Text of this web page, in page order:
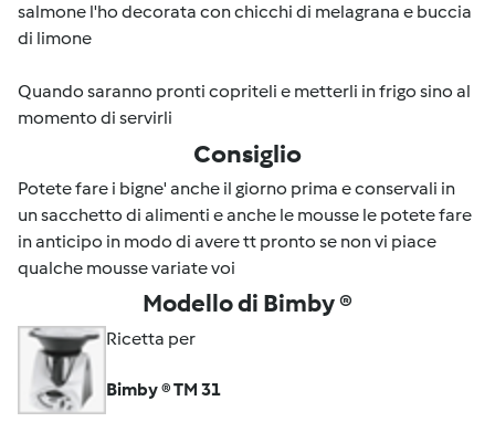
salmone l'ho decorata con chicchi di melagrana e buccia
di limone
Quando saranno pronti copriteli e metterli in frigo sino al
momento di servirli
Consiglio
Potete fare i bigne' anche il giorno prima e conservali in
un sacchetto di alimenti e anche le mousse le potete fare
in anticipo in modo di avere tt pronto se non vi piace
qualche mousse variate voi
Modello di Bimby ®
Ricetta per
Bimby ® TM 31